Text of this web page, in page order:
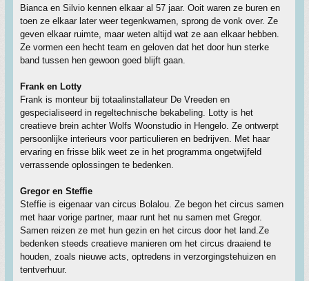
Bianca en Silvio kennen elkaar al 57 jaar. Ooit waren ze buren en
toen ze elkaar later weer tegenkwamen, sprong de vonk over. Ze
geven elkaar ruimte, maar weten altijd wat ze aan elkaar hebben.
Ze vormen een hecht team en geloven dat het door hun sterke
band tussen hen gewoon goed blijft gaan.
Frank en Lotty
Frank is monteur bij totaalinstallateur De Vreeden en
gespecialiseerd in regeltechnische bekabeling. Lotty is het
creatieve brein achter Wolfs Woonstudio in Hengelo. Ze ontwerpt
persoonlijke interieurs voor particulieren en bedrijven. Met haar
ervaring en frisse blik weet ze in het programma ongetwijfeld
verrassende oplossingen te bedenken.
Gregor en Steffie
Steffie is eigenaar van circus Bolalou. Ze begon het circus samen
met haar vorige partner, maar runt het nu samen met Gregor.
Samen reizen ze met hun gezin en het circus door het land.Ze
bedenken steeds creatieve manieren om het circus draaiend te
houden, zoals nieuwe acts, optredens in verzorgingstehuizen en
tentverhuur.